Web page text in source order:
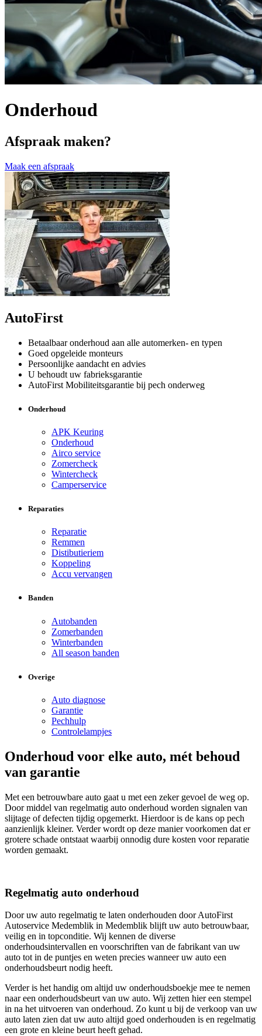
Onderhoud
Afspraak maken?
Maak een afspraak
AutoFirst
Betaalbaar onderhoud aan alle automerken- en typen
Goed opgeleide monteurs
Persoonlijke aandacht en advies
U behoudt uw fabrieksgarantie
AutoFirst Mobiliteitsgarantie bij pech onderweg
Onderhoud
APK Keuring
Onderhoud
Airco service
Zomercheck
Wintercheck
Camperservice
Reparaties
Reparatie
Remmen
Distibutieriem
Koppeling
Accu vervangen
Banden
Autobanden
Zomerbanden
Winterbanden
All season banden
Overige
Auto diagnose
Garantie
Pechhulp
Controlelampjes
Onderhoud voor elke auto, mét behoud
van garantie
Met een betrouwbare auto gaat u met een zeker gevoel de weg op.
Door middel van regelmatig auto onderhoud worden signalen van
slijtage of defecten tijdig opgemerkt. Hierdoor is de kans op pech
aanzienlijk kleiner. Verder wordt op deze manier voorkomen dat er
grotere schade ontstaat waarbij onnodig dure kosten voor reparatie
worden gemaakt.
Regelmatig auto onderhoud
Door uw auto regelmatig te laten onderhouden door AutoFirst
Autoservice Medemblik in Medemblik blijft uw auto betrouwbaar,
veilig en in topconditie. Wij kennen de diverse
onderhoudsintervallen en voorschriften van de fabrikant van uw
auto tot in de puntjes en weten precies wanneer uw auto een
onderhoudsbeurt nodig heeft.
Verder is het handig om altijd uw onderhoudsboekje mee te nemen
naar een onderhoudsbeurt van uw auto. Wij zetten hier een stempel
in na het uitvoeren van onderhoud. Zo kunt u bij de verkoop van uw
auto laten zien dat uw auto altijd goed onderhouden is en regelmatig
een grote en kleine beurt heeft gehad.